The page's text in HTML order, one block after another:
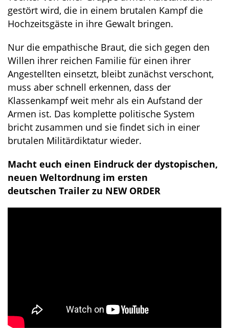
gestört wird, die in einem brutalen Kampf die
Hochzeitsgäste in ihre Gewalt bringen.
Nur die empathische Braut, die sich gegen den
Willen ihrer reichen Familie für einen ihrer
Angestellten einsetzt, bleibt zunächst verschont,
muss aber schnell erkennen, dass der
Klassenkampf weit mehr als ein Aufstand der
Armen ist. Das komplette politische System
bricht zusammen und sie findet sich in einer
brutalen Militärdiktatur wieder.
Macht euch einen Eindruck der dystopischen,
neuen Weltordnung im ersten
deutschen Trailer zu NEW ORDER